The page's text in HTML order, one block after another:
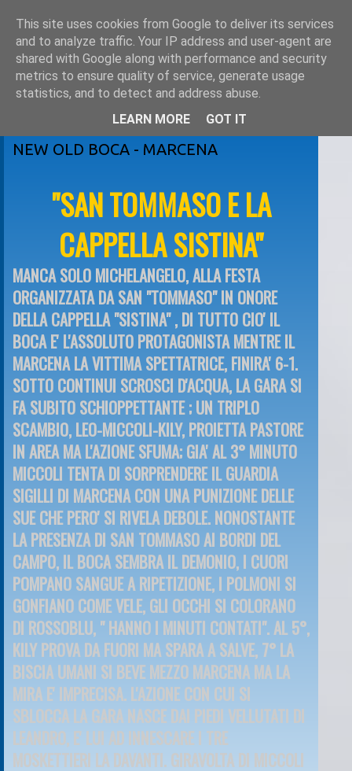
sabato 2 febbraio 2008
NEW OLD BOCA - MARCENA
"SAN TOMMASO E LA
CAPPELLA SISTINA"
MANCA SOLO MICHELANGELO, ALLA FESTA
ORGANIZZATA DA SAN "TOMMASO" IN ONORE
DELLA CAPPELLA "SISTINA" , DI TUTTO CIO' IL
BOCA E' L'ASSOLUTO PROTAGONISTA MENTRE IL
MARCENA LA VITTIMA SPETTATRICE, FINIRA' 6-1.
SOTTO CONTINUI SCROSCI D'ACQUA, LA GARA SI
FA SUBITO SCHIOPPETTANTE ; UN TRIPLO
SCAMBIO, LEO-MICCOLI-KILY, PROIETTA PASTORE
IN AREA MA L'AZIONE SFUMA; GIA' AL 3° MINUTO
MICCOLI TENTA DI SORPRENDERE IL GUARDIA
SIGILLI DI MARCENA CON UNA PUNIZIONE DELLE
SUE CHE PERO' SI RIVELA DEBOLE. NONOSTANTE
LA PRESENZA DI SAN TOMMASO AI BORDI DEL
CAMPO, IL BOCA SEMBRA IL DEMONIO, I CUORI
POMPANO SANGUE A RIPETIZIONE, I POLMONI SI
GONFIANO COME VELE, GLI OCCHI SI COLORANO
DI ROSSOBLU, " HANNO I MINUTI CONTATI". AL 5°,
KILY PROVA DA FUORI MA SPARA A SALVE, 7° LA
BISCIA UMANI SI BEVE MEZZO MARCENA MA LA
MIRA E' IMPRECISA. L'AZIONE CON CUI SI
SBLOCCA LA GARA NASCE DAI PIEDI VELLUTATI DI
LEANDRO, E' LUI AD INNESCARE I TRE
MOSKETTIERI LA DAVANTI. GIRAVOLTA DI MICCOLI
This site uses cookies from Google to deliver its services
and to analyze traffic. Your IP address and user-agent are
shared with Google along with performance and security
metrics to ensure quality of service, generate usage
statistics, and to detect and address abuse.
LEARN MORE
GOT IT